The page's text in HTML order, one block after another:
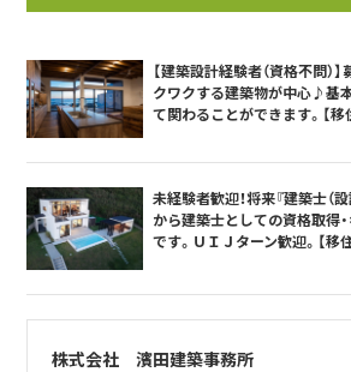
【建築設計経験者（資格不問）
クワクする建築物が中心♪基
て関わることができます。【移
未経験者歓迎！将来『建築士（
から建築士としての資格取得
です。ＵＩＪターン歓迎。【移
株式会社 濱田建築事務所